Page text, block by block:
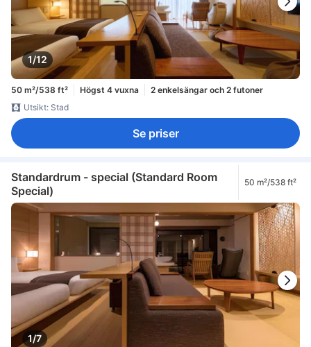
1/12
50 m²/538 ft² Högst 4 vuxna
2 enkelsängar och 2 futoner
Utsikt: Stad
Se priser
Standardrum - special (Standard Room
Special)
50 m²/538 ft²
1/7